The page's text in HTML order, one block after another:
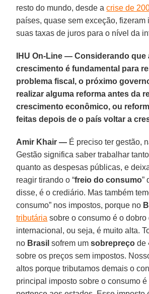
resto do mundo, desde acrise de
países, quase sem exceção, fizeram
suas taxas de juros para o nível da
IHU On-Line — Considerando que
crescimento é fundamental para
problema fiscal, o próximo
realizar alguma reforma antes da
crescimento econômico, ou
feitas depois de o país voltar a
Amir Khair — É preciso ter gestão,
Gestão significa saber trabalhar
quanto as despesas públicas, e
reagir tirando o “freio do consumo”
disse, é o crediário. Mas também
consumo” nos impostos, porque no
tributária sobre o consumo é o dobro
internacional, ou seja, é muito alta.
no Brasil sofrem umsobrepreço de
sobre os preços sem impostos.
altos porque tributamos demais o
principal imposto sobre o consumo é